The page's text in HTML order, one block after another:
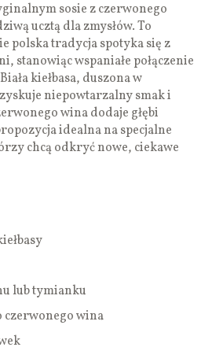
sosie z czerwonego
ucztą dla zmysłów. To
polska tradycja spotyka się z
stanowiąc wspaniałe połączenie
kiełbasa, duszona w
niepowtarzalny smak i
wina dodaje głębi
idealna na specjalne
chcą odkryć nowe, ciekawe
lub tymianku
czerwonego wina